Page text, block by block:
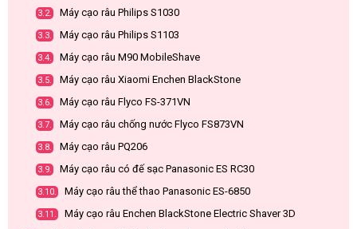
3.2. Máy cạo râu Philips S1030
3.3. Máy cạo râu Philips S1103
3.4. Máy cạo râu M90 MobileShave
3.5. Máy cạo râu Xiaomi Enchen BlackStone
3.6. Máy cạo râu Flyco FS-371VN
3.7. Máy cạo râu chống nước Flyco FS873VN
3.8. Máy cạo râu PQ206
3.9. Máy cạo râu có đế sạc Panasonic ES RC30
3.10. Máy cạo râu thể thao Panasonic ES-6850
3.11. Máy cạo râu Enchen BlackStone Electric Shaver 3D